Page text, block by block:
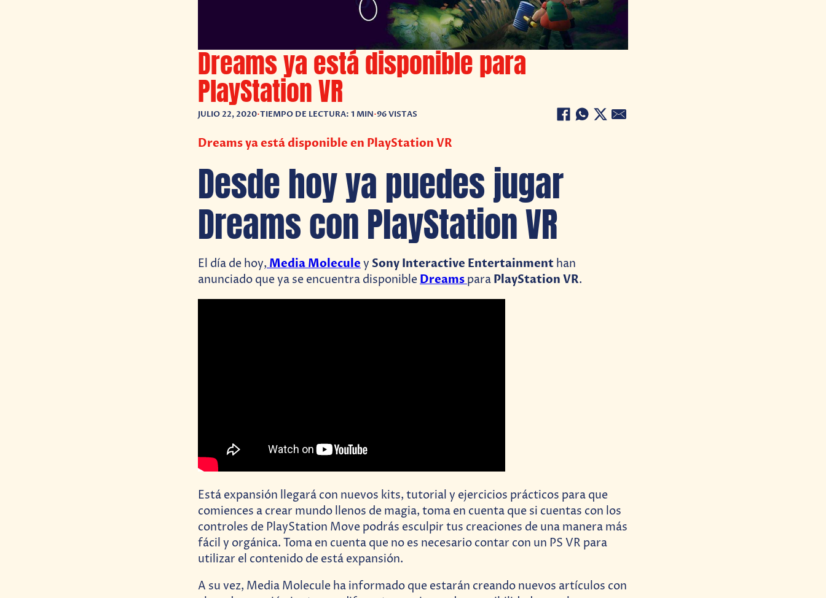
Dreams ya está disponible para
PlayStation VR
JULIO 22, 2020•TIEMPO DE LECTURA: 1 MIN•96 VISTAS
Dreams ya está disponible en PlayStation VR
Desde hoy ya puedes jugar
Dreams con PlayStation VR
El día de hoy, Media Moleculey Sony Interactive Entertainment han
anunciado que ya se encuentra disponibleDreamspara PlayStation VR.
Está expansión llegará con nuevos kits, tutorial y ejercicios prácticos para que
comiences a crear mundo llenos de magia, toma en cuenta que si cuentas con los
controles de PlayStation Move podrás esculpir tus creaciones de una manera más
fácil y orgánica. Toma en cuenta que no es necesario contar con un PS VR para
utilizar el contenido de está expansión.
A su vez, Media Molecule ha informado que estarán creando nuevos artículos con